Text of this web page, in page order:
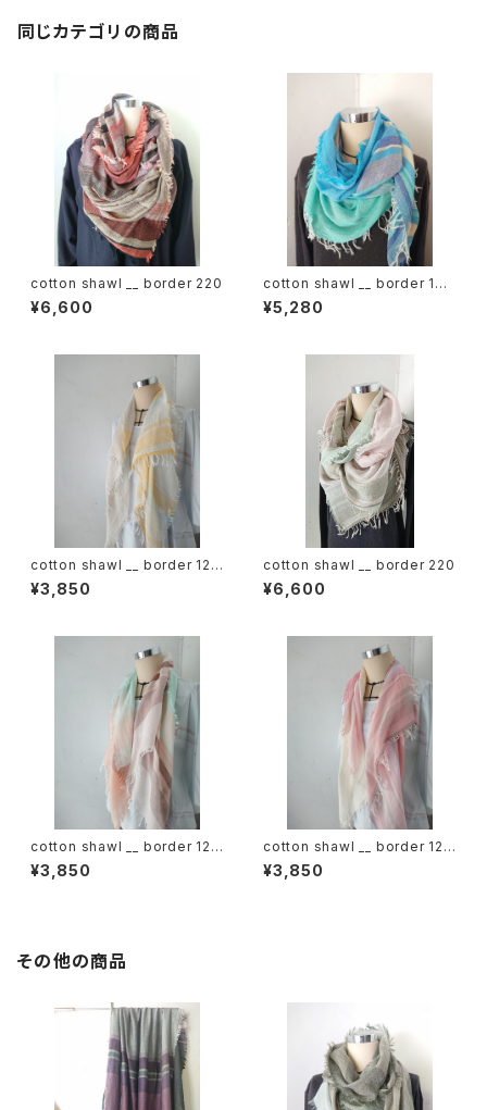
同じカテゴリの商品
cotton shawl __ border 220
¥6,600
cotton shawl __ border 160
海嶺w
¥5,280
cotton shawl __ border 120
蒲公英w
¥3,850
cotton shawl __ border 220
¥6,600
cotton shawl __ border 120
春麗w
¥3,850
cotton shawl __ border 120
桜花w
¥3,850
その他の商品